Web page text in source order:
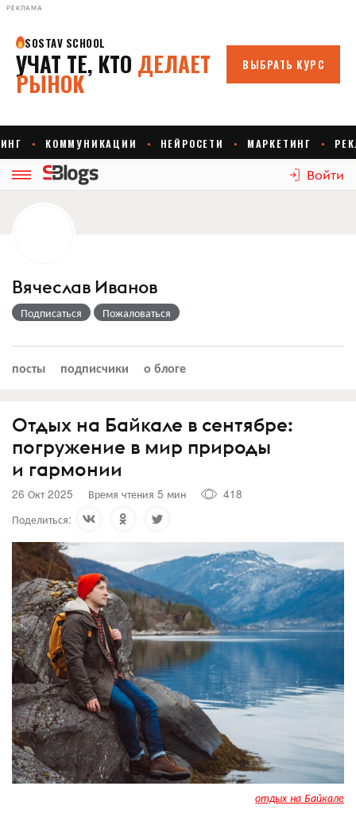
РЕКЛАМА
Войти
Вячеслав Иванов
Подписаться Пожаловаться
посты подписчики о блоге
Отдых на Байкале в сентябре:
погружение в мир природы
и гармонии
26 Окт 2025 Время чтения 5 мин
418
Поделиться:
отдых на Байкале